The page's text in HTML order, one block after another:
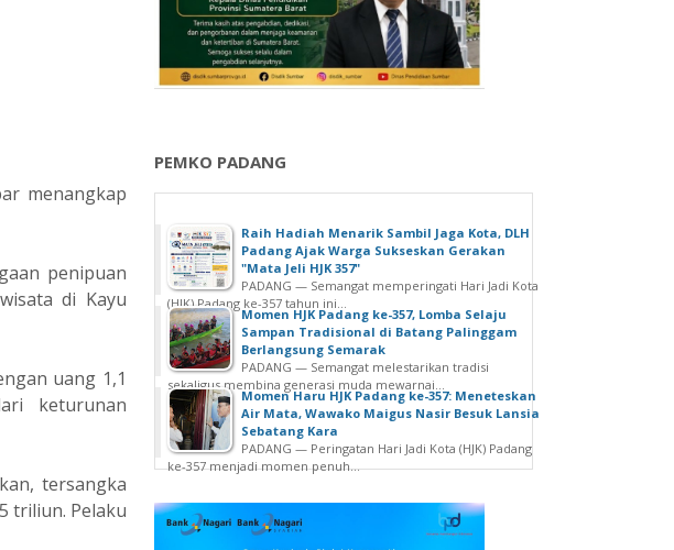
menangkap
penipuan
di Kayu
uang 1,1
keturunan
tersangka
triliun. Pelaku
PEMKO PADANG
Raih Hadiah Menarik Sambil Jaga Kota, DLH
Padang Ajak Warga Sukseskan Gerakan
"Mata Jeli HJK 357"
PADANG — Semangat memperingati Hari Jadi Kota
(HJK) Padang ke-357 tahun ini...
Momen HJK Padang ke-357, Lomba Selaju
Sampan Tradisional di Batang Palinggam
Berlangsung Semarak
PADANG — Semangat melestarikan tradisi
sekaligus membina generasi muda mewarnai...
Momen Haru HJK Padang ke-357: Meneteskan
Air Mata, Wawako Maigus Nasir Besuk Lansia
Sebatang Kara
PADANG — Peringatan Hari Jadi Kota (HJK) Padang
ke-357 menjadi momen penuh...